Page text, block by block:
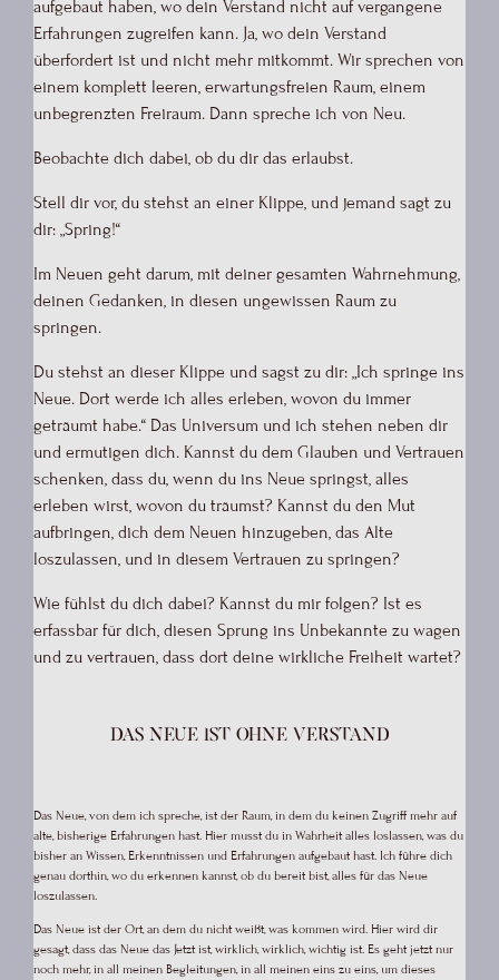
aufgebaut haben, wo dein Verstand nicht auf vergangene
Erfahrungen zugreifen kann. Ja, wo dein Verstand
überfordert ist und nicht mehr mitkommt. Wir sprechen von
einem komplett leeren, erwartungsfreien Raum, einem
unbegrenzten Freiraum. Dann spreche ich von Neu.
Beobachte dich dabei, ob du dir das erlaubst.
Stell dir vor, du stehst an einer Klippe, und jemand sagt zu
dir: „Spring!“
Im Neuen geht darum, mit deiner gesamten Wahrnehmung,
deinen Gedanken, in diesen ungewissen Raum zu
springen.
Du stehst an dieser Klippe und sagst zu dir: „Ich springe ins
Neue. Dort werde ich alles erleben, wovon du immer
geträumt habe.“ Das Universum und ich stehen neben dir
und ermutigen dich. Kannst du dem Glauben und Vertrauen
schenken, dass du, wenn du ins Neue springst, alles
erleben wirst, wovon du träumst? Kannst du den Mut
aufbringen, dich dem Neuen hinzugeben, das Alte
loszulassen, und in diesem Vertrauen zu springen?
Wie fühlst du dich dabei? Kannst du mir folgen? Ist es
erfassbar für dich, diesen Sprung ins Unbekannte zu wagen
und zu vertrauen, dass dort deine wirkliche Freiheit wartet?
Das Neue ist ohne Verstand
Das Neue, von dem ich spreche, ist der Raum, in dem du keinen Zugriff mehr auf
alte, bisherige Erfahrungen hast. Hier musst du in Wahrheit alles loslassen, was du
bisher an Wissen, Erkenntnissen und Erfahrungen aufgebaut hast. Ich führe dich
genau dorthin, wo du erkennen kannst, ob du bereit bist, alles für das Neue
loszulassen.
Das Neue ist der Ort, an dem du nicht weißt, was kommen wird. Hier wird dir
gesagt, dass das Neue das Jetzt ist, wirklich, wirklich, wichtig ist. Es geht jetzt nur
noch mehr, in all meinen Begleitungen, in all meinen eins zu eins, um dieses